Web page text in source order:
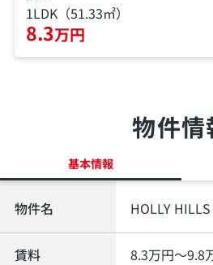
1LDK（51.33㎡）
8.3万円
物件情
基本情報
物件名 HOLLY HILLS
賃料 8.3万円～9.8